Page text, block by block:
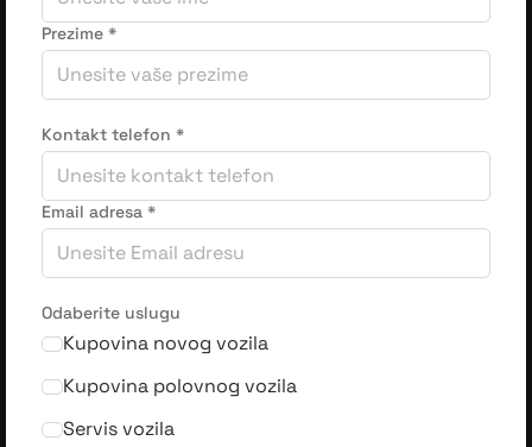
Prezime *
Kontakt telefon *
Email adresa *
Odaberite uslugu
Kupovina novog vozila
Kupovina polovnog vozila
Servis vozila